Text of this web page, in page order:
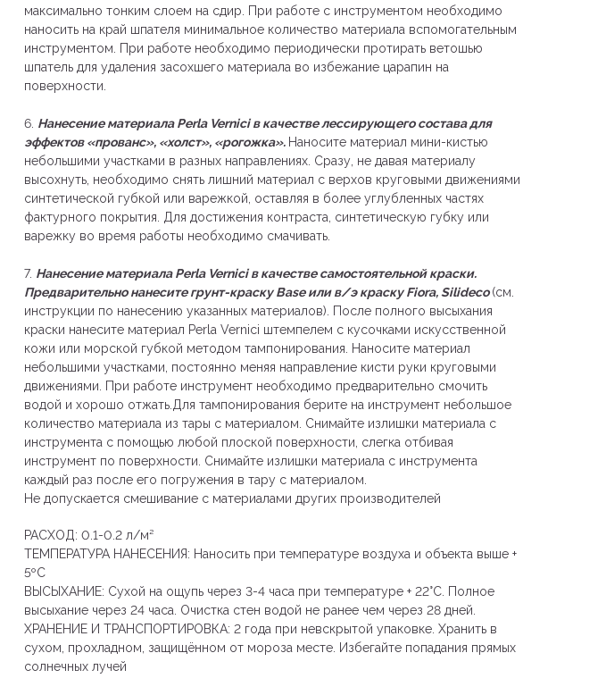
максимально тонким слоем на сдир. При работе с инструментом необходимо
наносить на край шпателя минимальное количество материала вспомогательным
инструментом. При работе необходимо периодически протирать ветошью
шпатель для удаления засохшего материала во избежание царапин на
поверхности.
6. Нанесение материала Perla Vernici в качестве лессирующего состава для
эффектов «прованс», «холст», «рогожка». Наносите материал мини-кистью
небольшими участками в разных направлениях. Сразу, не давая материалу
высохнуть, необходимо снять лишний материал с верхов круговыми движениями
синтетической губкой или варежкой, оставляя в более углубленных частях
фактурного покрытия. Для достижения контраста, синтетическую губку или
варежку во время работы необходимо смачивать.
7. Нанесение материала Perla Vernici в качестве самостоятельной краски.
Предварительно нанесите грунт-краску Base или в/э краску Fiora, Silideco(см.
инструкции по нанесению указанных материалов). После полного высыхания
краски нанесите материал Perla Vernici штемпелем с кусочками искусственной
кожи или морской губкой методом тампонирования. Наносите материал
небольшими участками, постоянно меняя направление кисти руки круговыми
движениями. При работе инструмент необходимо предварительно смочить
водой и хорошо отжать.Для тампонирования берите на инструмент небольшое
количество материала из тары с материалом. Снимайте излишки материала с
инструмента с помощью любой плоской поверхности, слегка отбивая
инструмент по поверхности. Снимайте излишки материала с инструмента
каждый раз после его погружения в тару с материалом.
Не допускается смешивание с материалами других производителей
РАСХОД: 0.1-0.2 л/м²
ТЕМПЕРАТУРА НАНЕСЕНИЯ: Наносить при температуре воздуха и объекта выше +
5ºС
ВЫСЫХАНИЕ: Сухой на ощупь через 3-4 часа при температуре + 22°С. Полное
высыхание через 24 часа. Очистка стен водой не ранее чем через 28 дней.
ХРАНЕНИЕ И ТРАНСПОРТИРОВКА: 2 года при невскрытой упаковке. Хранить в
сухом, прохладном, защищённом от мороза месте. Избегайте попадания прямых
солнечных лучей